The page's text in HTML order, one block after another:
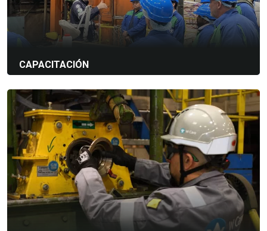
CAPACITACIÓN
conocimiento sobre los procesos y operaciones de
granallado a través de capacitación práctica y en el lugar,
adaptada a sus necesidades.
Arenado con aire
Granallado con turbina
Shot-peening
Ver más detalles